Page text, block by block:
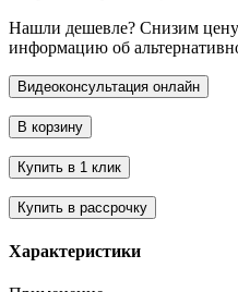
Нашли дешевле? Снизим
информацию об
Характеристики